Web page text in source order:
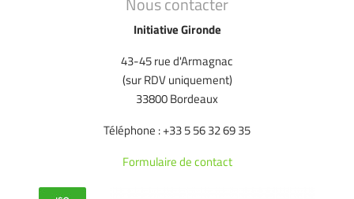
Initiative Gironde
43-45 rue d'Armagnac
(sur RDV uniquement)
33800 Bordeaux
Téléphone : +33 5 56 32 69 35
Formulaire de contact